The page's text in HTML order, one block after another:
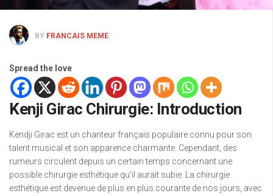
BY FRANCAIS MEME
Spread the love
Kenji Girac Chirurgie: Introduction
Kendji Girac est un chanteur français populaire connu pour son
talent musical et son apparence charmante. Cependant, des
rumeurs circulent depuis un certain temps concernant une
possible chirurgie esthétique qu’il aurait subie. La chirurgie
esthétique est devenue de plus en plus courante de nos jours, avec